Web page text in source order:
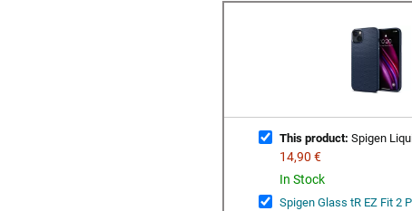
This product: Spigen
14,90 €
In Stock
Spigen Glass tR EZ Fit 2